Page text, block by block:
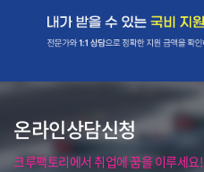
온라인상담신청
크루팩토리에서 취업에 꿈을 이루세요!